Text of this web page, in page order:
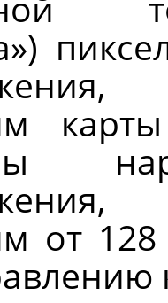
»)
от